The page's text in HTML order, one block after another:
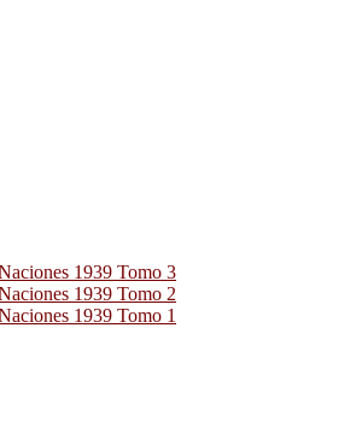
1939 Tomo 3
1939 Tomo 2
1939 Tomo 1